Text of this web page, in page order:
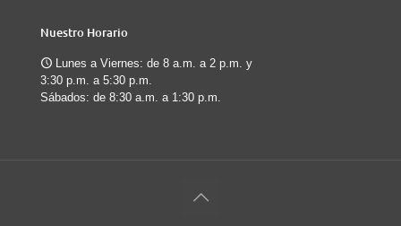
Nuestro Horario
Lunes a Viernes: de 8 a.m. a 2 p.m. y
3:30 p.m. a 5:30 p.m.
Sábados: de 8:30 a.m. a 1:30 p.m.